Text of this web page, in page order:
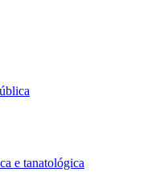
e tanatológica